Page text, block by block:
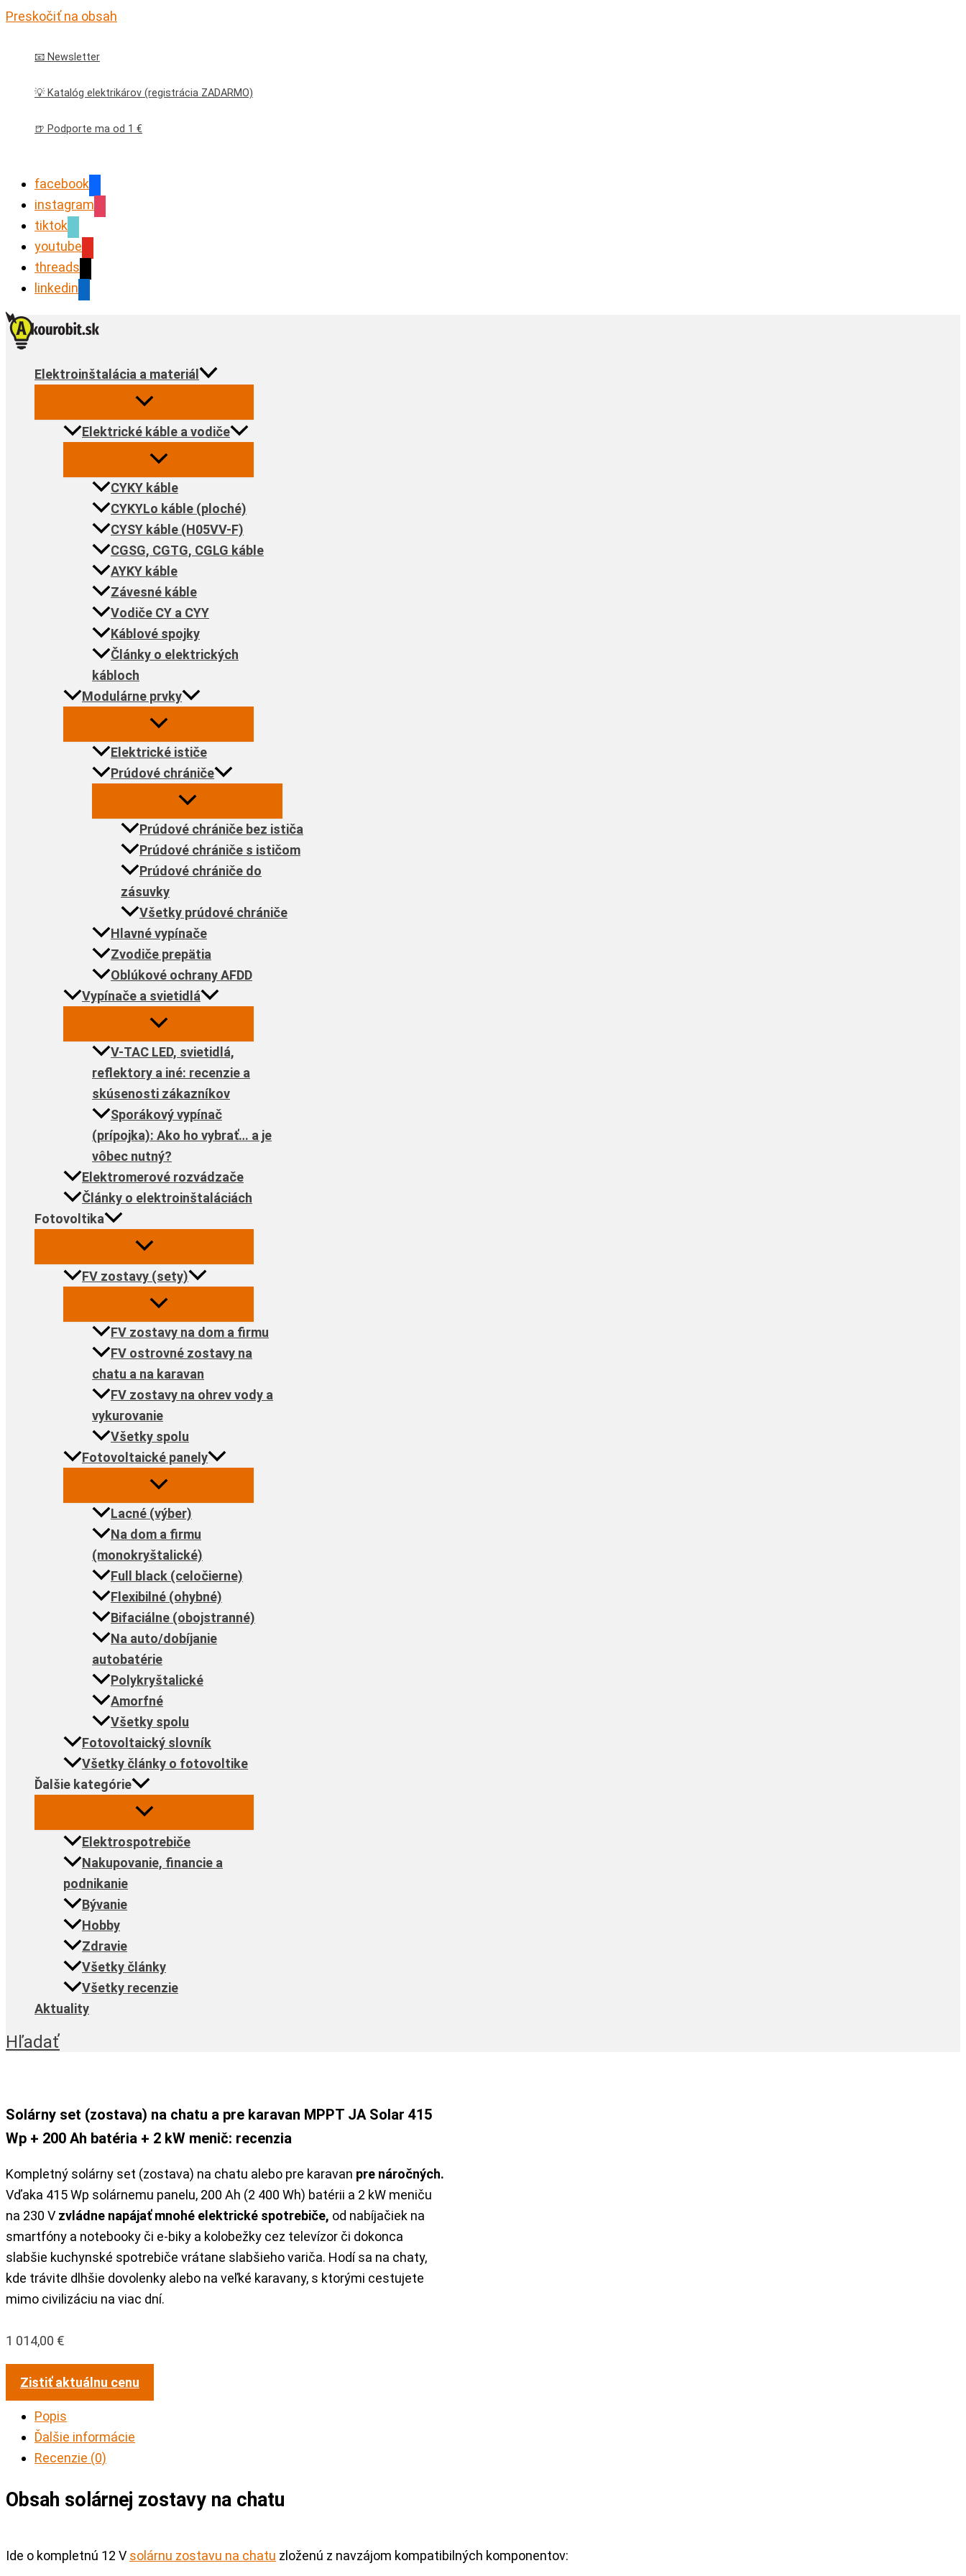
Preskočiť na obsah
📧 Newsletter
💡 Katalóg elektrikárov (registrácia ZADARMO)
🍺 Podporte ma od 1 €
facebook
instagram
tiktok
youtube
threads
linkedin
Elektroinštalácia a materiál
Elektrické káble a vodiče
CYKY káble
CYKYLo káble (ploché)
CYSY káble (H05VV-F)
CGSG, CGTG, CGLG káble
AYKY káble
Závesné káble
Vodiče CY a CYY
Káblové spojky
Články o elektrických
kábloch
Modulárne prvky
Elektrické ističe
Prúdové chrániče
Prúdové chrániče bez ističa
Prúdové chrániče s ističom
Prúdové chrániče do
zásuvky
Všetky prúdové chrániče
Hlavné vypínače
Zvodiče prepätia
Oblúkové ochrany AFDD
Vypínače a svietidlá
V-TAC LED, svietidlá,
reflektory a iné: recenzie a
skúsenosti zákazníkov
Sporákový vypínač
(prípojka): Ako ho vybrať… a je
vôbec nutný?
Elektromerové rozvádzače
Články o elektroinštaláciách
Fotovoltika
FV zostavy (sety)
FV zostavy na dom a firmu
FV ostrovné zostavy na
chatu a na karavan
FV zostavy na ohrev vody a
vykurovanie
Všetky spolu
Fotovoltaické panely
Lacné (výber)
Na dom a firmu
(monokryštalické)
Full black (celočierne)
Flexibilné (ohybné)
Bifaciálne (obojstranné)
Na auto/dobíjanie
autobatérie
Polykryštalické
Amorfné
Všetky spolu
Fotovoltaický slovník
Všetky články o fotovoltike
Ďalšie kategórie
Elektrospotrebiče
Nakupovanie, financie a
podnikanie
Bývanie
Hobby
Zdravie
Všetky články
Všetky recenzie
Aktuality
Hľadať
Solárny set (zostava) na chatu a pre karavan MPPT JA Solar 415
Wp + 200 Ah batéria + 2 kW menič: recenzia
Kompletný solárny set (zostava) na chatu alebo pre karavan pre náročných.
Vďaka 415 Wp solárnemu panelu, 200 Ah (2 400 Wh) batérii a 2 kW meniču
na 230 V zvládne napájať mnohé elektrické spotrebiče, od nabíjačiek na
smartfóny a notebooky či e-biky a kolobežky cez televízor či dokonca
slabšie kuchynské spotrebiče vrátane slabšieho variča. Hodí sa na chaty,
kde trávite dlhšie dovolenky alebo na veľké karavany, s ktorými cestujete
mimo civilizáciu na viac dní.
1 014,00 €
Zistiť aktuálnu cenu
Popis
Ďalšie informácie
Recenzie (0)
Obsah solárnej zostavy na chatu
Ide o kompletnú 12 V solárnu zostavu na chatu zloženú z navzájom kompatibilných komponentov: